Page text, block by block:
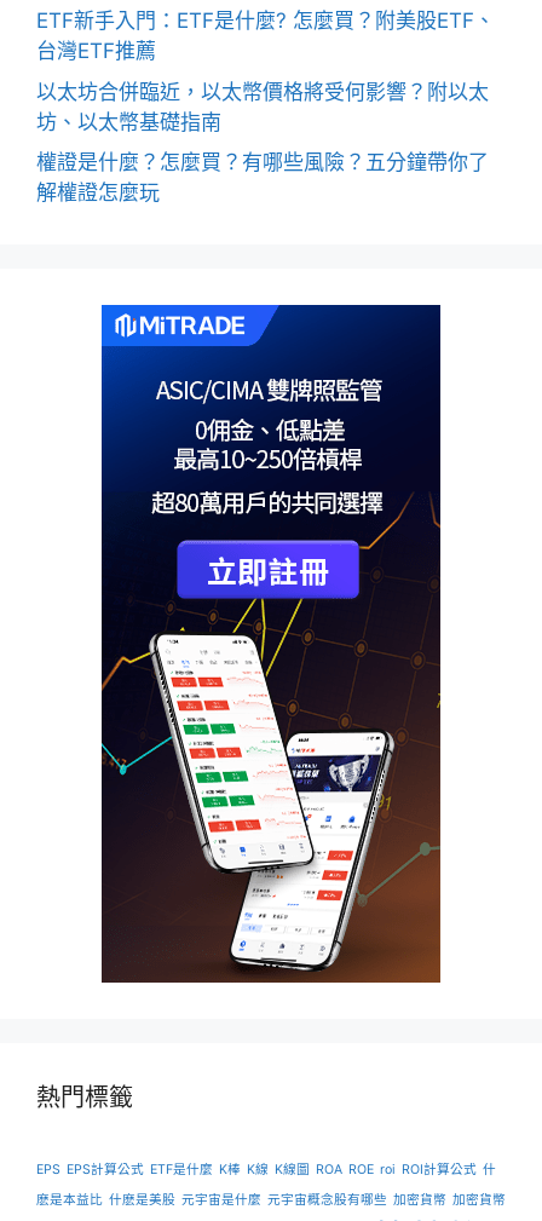
ETF新手入門：ETF是什麼? 怎麼買？附美股ETF、
台灣ETF推薦
以太坊合併臨近，以太幣價格將受何影響？附以太
坊、以太幣基礎指南
權證是什麼？怎麼買？有哪些風險？五分鐘帶你了
解權證怎麼玩
熱門標籤
EPS EPS計算公式 ETF是什麼 K棒 K線 K線圖 ROA ROE roi ROI計算公式 什
麽是本益比 什麽是美股 元宇宙是什麼 元宇宙概念股有哪些 加密貨幣 加密貨幣